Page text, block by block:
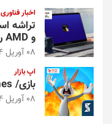
اخبار فناوری
و AMD را شکست داد
08 آوریل 2024
اپ بازار
بازی/ Looney Tunes؛ شهری بزرگ بسازید
08 آوریل 2024